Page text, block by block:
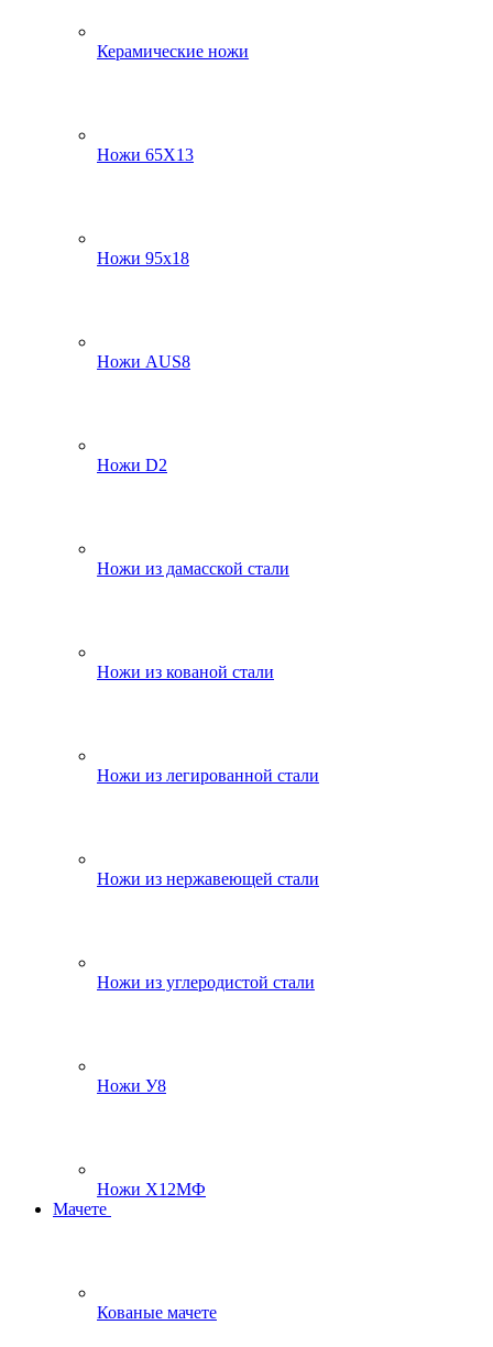
Керамические ножи
Ножи 65Х13
Ножи 95х18
Ножи AUS8
Ножи D2
Ножи из дамасской стали
Ножи из кованой стали
Ножи из легированной стали
Ножи из нержавеющей стали
Ножи из углеродистой стали
Ножи У8
Ножи Х12МФ
Мачете
Кованые мачете